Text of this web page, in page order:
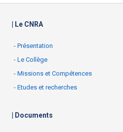
| Le CNRA
- Présentation
- Le Collège
- Missions et Compétences
- Etudes et recherches
| Documents